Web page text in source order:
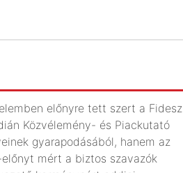
előnyre tett szert a Fidesz
Közvélemény- és Piackutató
gyarapodásából, hanem az
mért a biztos szavazók